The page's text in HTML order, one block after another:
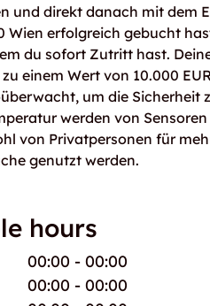
und direkt danach mit dem
Wien erfolgreich gebucht
du sofort Zutritt hast.
einem Wert von 10.000
um die Sicherheit
werden von
von Privatpersonen für
genutzt werden.
hours
00:00 - 00:00
00:00 - 00:00